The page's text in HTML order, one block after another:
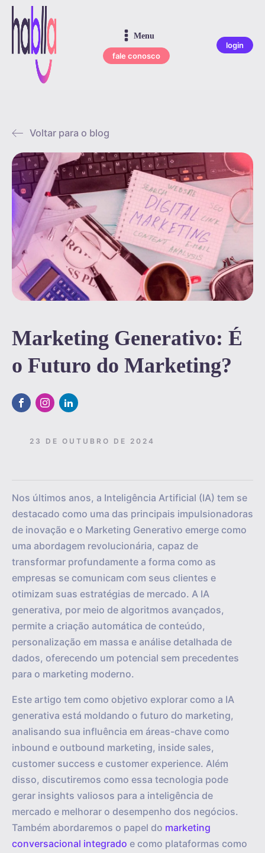
Menu
fale conosco
login
Voltar para o blog
Marketing Generativo: É
o Futuro do Marketing?
23 DE OUTUBRO DE 2024
Nos últimos anos, a Inteligência Artificial (IA) tem se
destacado como uma das principais impulsionadoras
de inovação e o Marketing Generativo emerge como
uma abordagem revolucionária, capaz de
transformar profundamente a forma como as
empresas se comunicam com seus clientes e
otimizam suas estratégias de mercado. A IA
generativa, por meio de algoritmos avançados,
permite a criação automática de conteúdo,
personalização em massa e análise detalhada de
dados, oferecendo um potencial sem precedentes
para o marketing moderno.
Este artigo tem como objetivo explorar como a IA
generativa está moldando o futuro do marketing,
analisando sua influência em áreas-chave como
inbound e outbound marketing, inside sales,
customer success e customer experience. Além
disso, discutiremos como essa tecnologia pode
gerar insights valiosos para a inteligência de
mercado e melhorar o desempenho dos negócios.
Também abordaremos o papel do marketing
conversacional integrado e como plataformas como